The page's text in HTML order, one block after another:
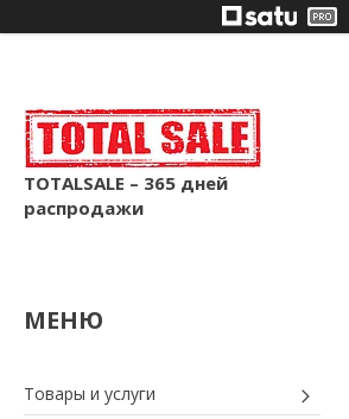
TOTALSALE – 365 дней
распродажи
Товары и услуги